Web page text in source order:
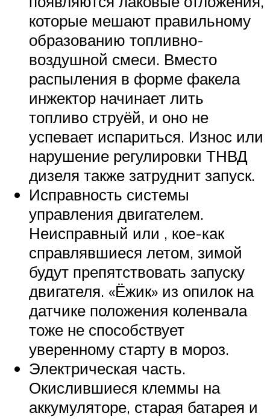
которые мешают правильному
образованию топливно-
воздушной смеси. Вместо
распыления в форме факела
инжектор начинает лить
топливо струёй, и оно не
успевает испариться. Износ или
нарушение регулировки ТНВД
дизеля также затруднит запуск.
Исправность системы
управления двигателем.
Неисправный или , кое-как
справлявшиеся летом, зимой
будут препятствовать запуску
двигателя. «Ёжик» из опилок на
датчике положения коленвала
тоже не способствует
уверенному старту в мороз.
Электрическая часть.
Окислившиеся клеммы на
аккумуляторе, старая батарея и